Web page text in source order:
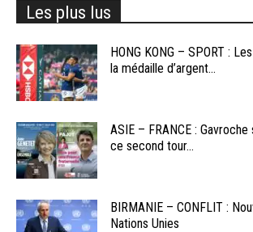
Les plus lus
HONG KONG – SPORT :
la médaille d’argent...
ASIE – FRANCE :
ce second tour...
BIRMANIE – CONFLIT :
Nations Unies